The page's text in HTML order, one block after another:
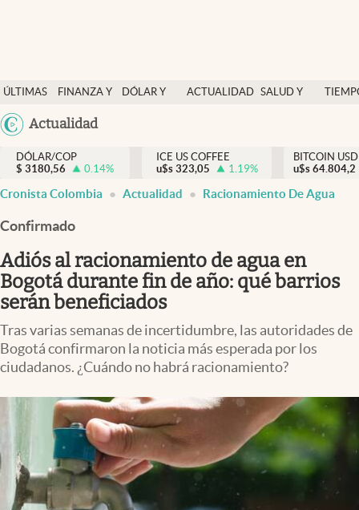
ÚLTIMAS
NOTICIAS
FINANZA Y
DÓLAR Y
ACTUALIDAD SALUD Y
México
USA
Actualidad
Salud y nutrición
Vida espiritual
Actualidad
Colombia
DÓLAR/COP
$ 3180,56 0.14%
ICE US COFFEE
u$s 323,05 1.19%
BITCOIN USD
u$s 64.804,2
Cronista Colombia Actualidad Racionamiento De Agua
Confirmado
Adiós al racionamiento de agua en
Bogotá durante fin de año: qué barrios
serán beneficiados
Tras varias semanas de incertidumbre, las autoridades de
Bogotá confirmaron la noticia más esperada por los
ciudadanos. ¿Cuándo no habrá racionamiento?